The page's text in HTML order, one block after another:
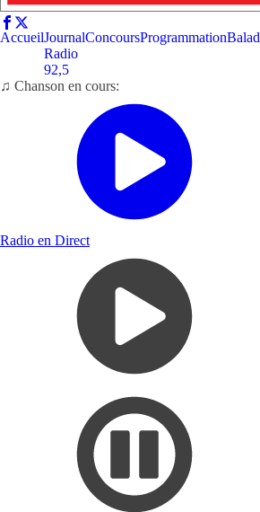
AccueilJournal
Radio
92,5
ConcoursProgrammation
♫ Chanson en cours:
Radio en Direct